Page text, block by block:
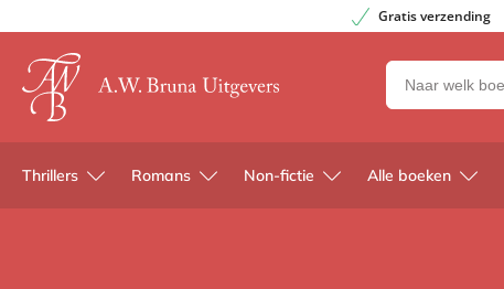
Gratis verzending
Zoeken
naar
en
uitgevers
Thrillers Romans Non-fictie Alle boeken